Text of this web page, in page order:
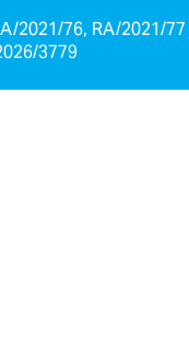
2021/76, RA/2021/77
3779